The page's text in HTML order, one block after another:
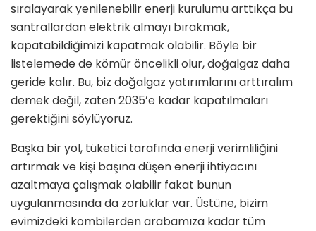
sıralayarak yenilenebilir enerji kurulumu arttıkça bu
santrallardan elektrik almayı bırakmak,
kapatabildiğimizi kapatmak olabilir. Böyle bir
listelemede de kömür öncelikli olur, doğalgaz daha
geride kalır. Bu, biz doğalgaz yatırımlarını arttıralım
demek değil, zaten 2035’e kadar kapatılmaları
gerektiğini söylüyoruz.
Başka bir yol, tüketici tarafında enerji verimliliğini
artırmak ve kişi başına düşen enerji ihtiyacını
azaltmaya çalışmak olabilir fakat bunun
uygulanmasında da zorluklar var. Üstüne, bizim
evimizdeki kombilerden arabamıza kadar tüm